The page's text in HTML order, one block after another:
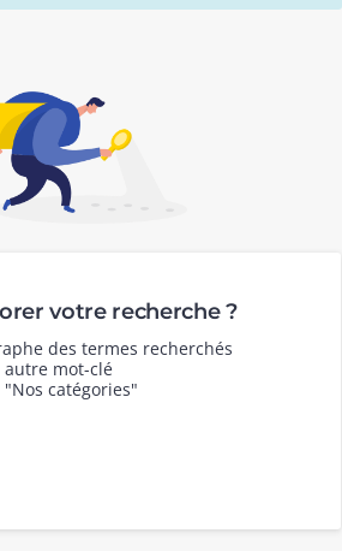
votre recherche ?
des termes recherchés
autre mot-clé
catégories"